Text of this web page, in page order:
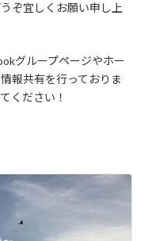
ぞ宜しくお願い申し上
グループページやホー
報共有を行っておりま
ください！